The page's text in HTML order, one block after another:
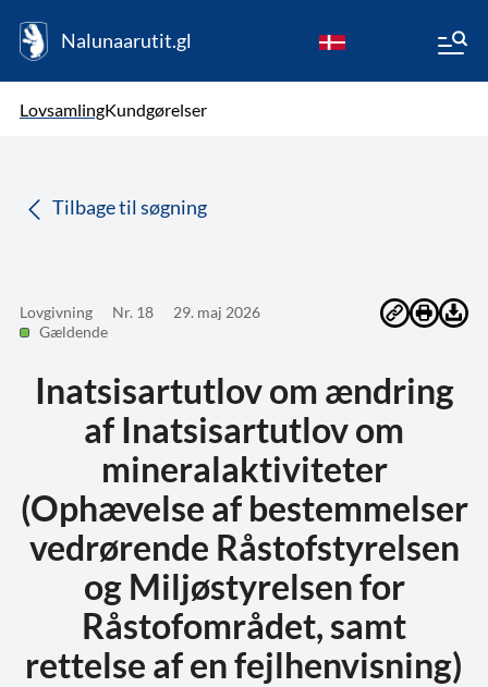
Nalunaarutit.gl
LovsamlingKundgørelser
Tilbage til søgning
Lovgivning Nr. 18
29. maj 2026
Gældende
Inatsisartutlov om ændring
af Inatsisartutlov om
mineralaktiviteter
(Ophævelse af bestemmelser
vedrørende Råstofstyrelsen
og Miljøstyrelsen for
Råstofområdet, samt
rettelse af en fejlhenvisning)